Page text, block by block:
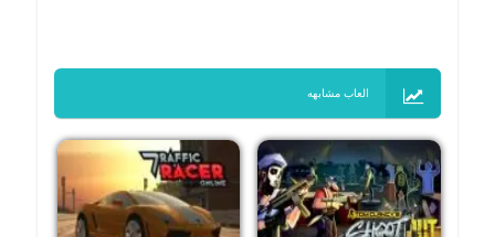
العاب مشابهه